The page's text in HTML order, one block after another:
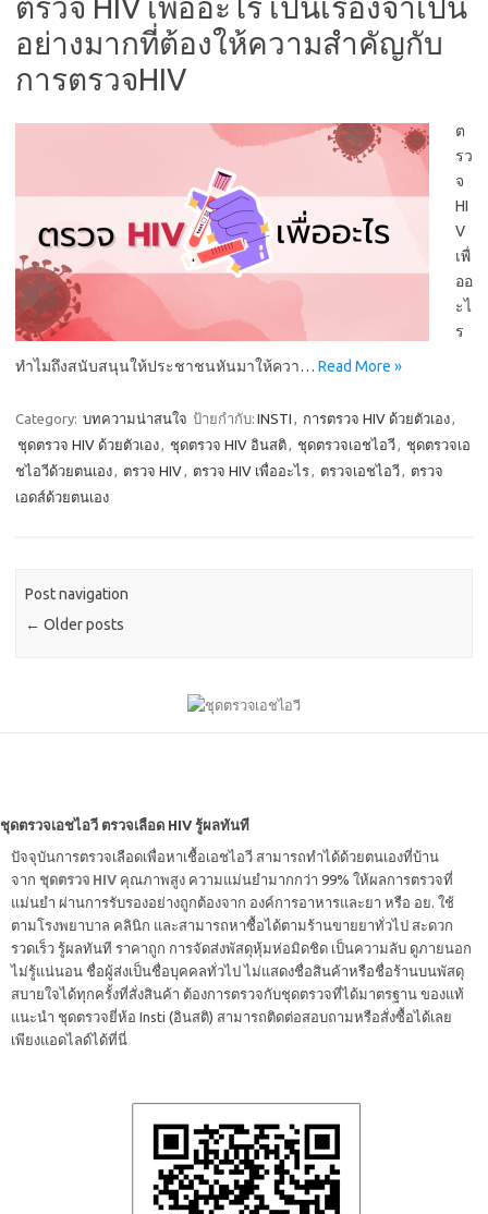
ตรวจ HIV เพื่ออะไร เป็นเรื่องจำเป็น
อย่างมากที่ต้องให้ความสำคัญกับ
การตรวจHIV
ต
รว
จ
HI
V
เพื่
ออ
ะไ
ร
ทำไมถึงสนับสนุนให้ประชาชนหันมาให้ควา… Read More »
Category: บทความน่าสนใจ ป้ายกำกับ: INSTI , การตรวจ HIV ด้วยตัวเอง,
ชุดตรวจ HIV ด้วยตัวเอง, ชุดตรวจ HIV อินสติ, ชุดตรวจเอชไอวี, ชุดตรวจเอ
ชไอวีด้วยตนเอง, ตรวจ HIV, ตรวจ HIV เพื่ออะไร, ตรวจเอชไอวี, ตรวจ
เอดส์ด้วยตนเอง
Post navigation
← Older posts
ชุดตรวจเอชไอวี ตรวจเลือด HIV รู้ผลทันที
ปัจจุบันการตรวจเลือดเพื่อหาเชื้อเอชไอวี สามารถทำได้ด้วยตนเองที่บ้าน
จาก ชุดตรวจ HIV คุณภาพสูง ความแม่นยำมากกว่า 99% ให้ผลการตรวจที่
แม่นยำ ผ่านการรับรองอย่างถูกต้องจาก องค์การอาหารและยา หรือ อย. ใช้
ตามโรงพยาบาล คลินิก และสามารถหาซื้อได้ตามร้านขายยาทั่วไป สะดวก
รวดเร็ว รู้ผลทันที ราคาถูก การจัดส่งพัสดุหุ้มห่อมิดชิด เป็นความลับ ดูภายนอก
ไม่รู้แน่นอน ชื่อผู้ส่งเป็นชื่อบุคคลทั่วไป ไม่แสดงชื่อสินค้าหรือชื่อร้านบนพัสดุ
สบายใจได้ทุกครั้งที่สั่งสินค้า ต้องการตรวจกับชุดตรวจที่ได้มาตรฐาน ของแท้
แนะนำ ชุดตรวจยี่ห้อ Insti (อินสติ) สามารถติดต่อสอบถามหรือสั่งซื้อได้เลย
เพียงแอดไลด์ได้ที่นี่